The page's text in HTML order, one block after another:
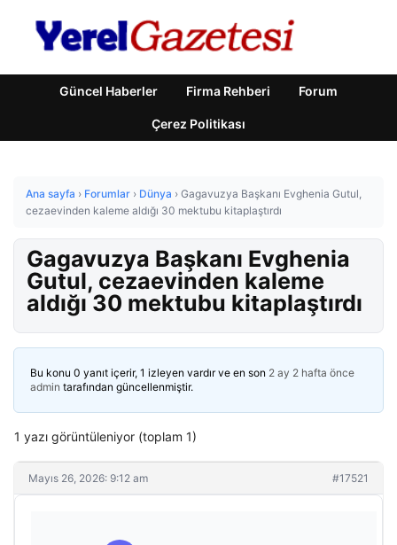
Güncel Haberler Firma Rehberi Forum
Çerez Politikası
Ana sayfa › Forumlar › Dünya › Gagavuzya Başkanı Evghenia Gutul,
cezaevinden kaleme aldığı 30 mektubu kitaplaştırdı
Gagavuzya Başkanı Evghenia
Gutul, cezaevinden kaleme
aldığı 30 mektubu kitaplaştırdı
Bu konu 0 yanıt içerir, 1 izleyen vardır ve en son 2 ay 2 hafta önce
admin tarafından güncellenmiştir.
1 yazı görüntüleniyor (toplam 1)
Mayıs 26, 2026: 9:12 am #17521